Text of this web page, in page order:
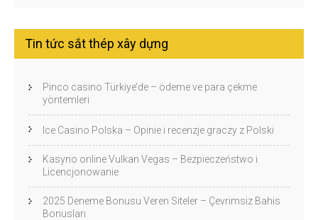
Tin tức sắt thép xây dựng
Pinco casino Türkiye’de – ödeme ve para çekme
yöntemleri
Ice Casino Polska – Opinie i recenzje graczy z Polski
Kasyno online Vulkan Vegas – Bezpieczeństwo i
Licencjonowanie
2025 Deneme Bonusu Veren Siteler – Çevrimsiz Bahis
Bonusları